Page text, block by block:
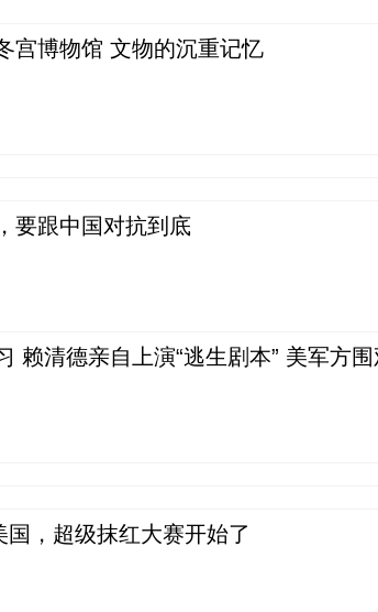
宫博物馆 文物的沉重记忆
要跟中国对抗到底
赖清德亲自上演“逃生剧本” 美军方围
国，超级抹红大赛开始了